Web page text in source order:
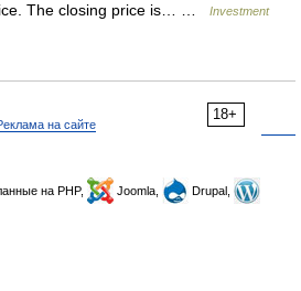
The closing price is… …
Investment
18+
на сайте
на PHP, Joomla,
Drupal,